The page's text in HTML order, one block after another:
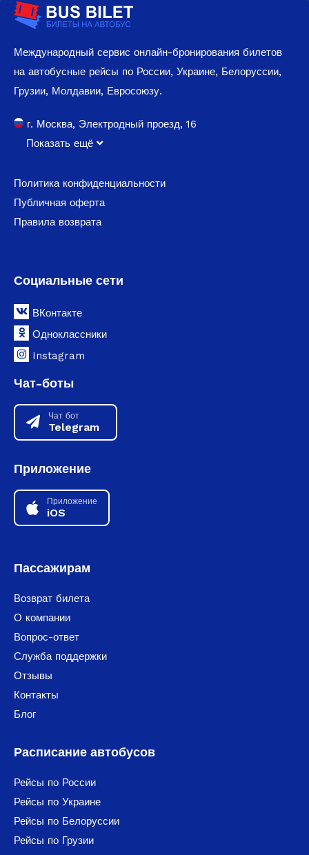
Международный сервис онлайн-бронирования билетов
на автобусные рейсы по России, Украине, Белоруссии,
Грузии, Молдавии, Евросоюзу.
г. Москва, Электродный проезд, 16
Показать ещё
Политика конфиденциальности
Публичная оферта
Правила возврата
Социальные сети
ВКонтакте
Одноклассники
Instagram
Чат-боты
Чат бот
Telegram
Приложение
Приложение
iOS
Пассажирам
Возврат билета
О компании
Вопрос-ответ
Служба поддержки
Отзывы
Контакты
Блог
Расписание автобусов
Рейсы по России
Рейсы по Украине
Рейсы по Белоруссии
Рейсы по Грузии